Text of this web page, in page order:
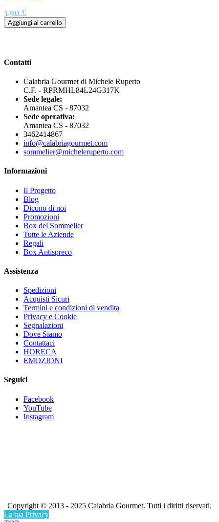
3,90 €
Aggiungi al carrello
Contatti
Calabria Gourmet di Michele Ruperto
C.F. - RPRMHL84L24G317K
Sede legale:
Amantea CS - 87032
Sede operativa:
Amantea CS - 87032
3462414867
info@calabriagourmet.com
sommelier@micheleruperto.com
Informazioni
Il Progetto
Blog
Dicono di noi
Promozioni
Box del Sommelier
Tutte le Aziende
Regali
Box Antispreco
Assistenza
Spedizioni
Acquisti Sicuri
Termini e condizioni di vendita
Privacy e Cookie
Segnalazioni
Dove Siamo
Contattaci
HORECA
EMOZIONI
Seguici
Facebook
YouTube
Instagram
Copyright © 2013 - 2025 Calabria Gourmet. Tutti i diritti riservati.
La tua Privacy